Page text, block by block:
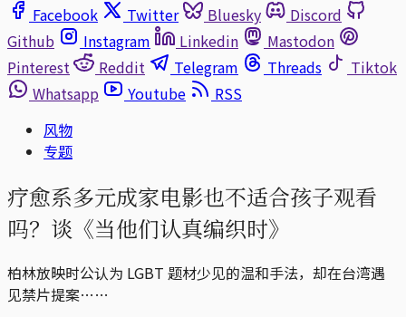
Facebook
Twitter Bluesky
Discord
Github
Instagram Linkedin
Mastodon
Pinterest
Reddit Telegram Threads
Tiktok
Whatsapp
Youtube
RSS
风物
专题
疗愈系多元成家电影也不适合孩子观看
吗？谈《当他们认真编织时》
柏林放映时公认为 LGBT 题材少见的温和手法，却在台湾遇
见禁片提案……